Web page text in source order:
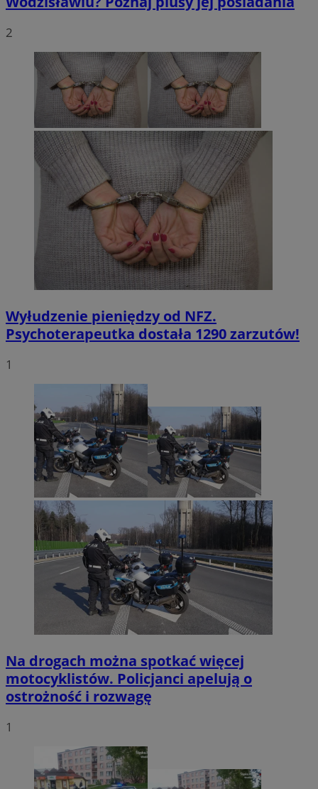
2
Wyłudzenie pieniędzy od NFZ.
Psychoterapeutka dostała 1290 zarzutów!
1
Na drogach można spotkać więcej
motocyklistów. Policjanci apelują o
ostrożność i rozwagę
1